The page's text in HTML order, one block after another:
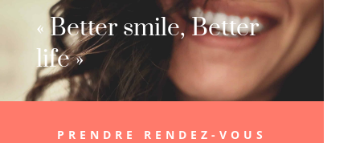
« Better smile, Better
life »
PRENDRE RENDEZ-VOUS